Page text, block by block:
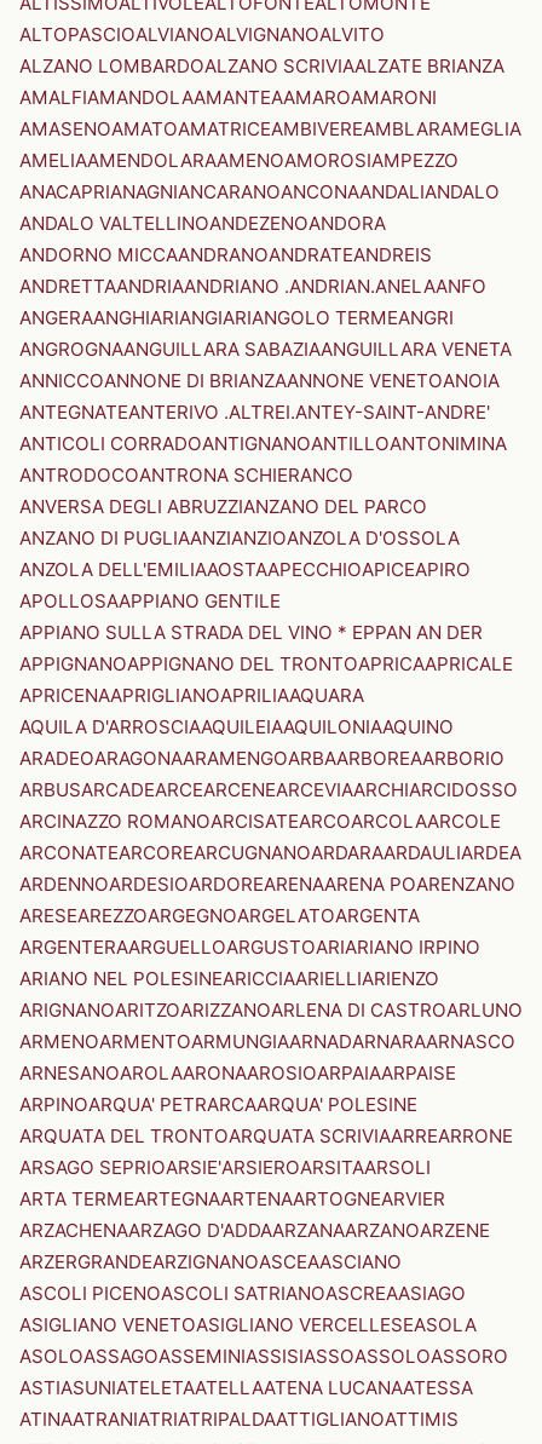
ALTOPASCIOALVIANOALVIGNANOALVITO
ALZANO LOMBARDOALZANO SCRIVIAALZATE BRIANZA
AMALFIAMANDOLAAMANTEAAMAROAMARONI
AMASENOAMATOAMATRICEAMBIVEREAMBLARAMEGLIA
AMELIAAMENDOLARAAMENOAMOROSIAMPEZZO
ANACAPRIANAGNIANCARANOANCONAANDALIANDALO
ANDALO VALTELLINOANDEZENOANDORA
ANDORNO MICCAANDRANOANDRATEANDREIS
ANDRETTAANDRIAANDRIANO .ANDRIAN.ANELAANFO
ANGERAANGHIARIANGIARIANGOLO TERMEANGRI
ANGROGNAANGUILLARA SABAZIAANGUILLARA VENETA
ANNICCOANNONE DI BRIANZAANNONE VENETOANOIA
ANTEGNATEANTERIVO .ALTREI.ANTEY-SAINT-ANDRE'
ANTICOLI CORRADOANTIGNANOANTILLOANTONIMINA
ANTRODOCOANTRONA SCHIERANCO
ANVERSA DEGLI ABRUZZIANZANO DEL PARCO
ANZANO DI PUGLIAANZIANZIOANZOLA D'OSSOLA
ANZOLA DELL'EMILIAAOSTAAPECCHIOAPICEAPIRO
APOLLOSAAPPIANO GENTILE
APPIANO SULLA STRADA DEL VINO * EPPAN AN DER
APPIGNANOAPPIGNANO DEL TRONTOAPRICAAPRICALE
APRICENAAPRIGLIANOAPRILIAAQUARA
AQUILA D'ARROSCIAAQUILEIAAQUILONIAAQUINO
ARADEOARAGONAARAMENGOARBAARBOREAARBORIO
ARBUSARCADEARCEARCENEARCEVIAARCHIARCIDOSSO
ARCINAZZO ROMANOARCISATEARCOARCOLAARCOLE
ARCONATEARCOREARCUGNANOARDARAARDAULIARDEA
ARDENNOARDESIOARDOREARENAARENA POARENZANO
ARESEAREZZOARGEGNOARGELATOARGENTA
ARGENTERAARGUELLOARGUSTOARIARIANO IRPINO
ARIANO NEL POLESINEARICCIAARIELLIARIENZO
ARIGNANOARITZOARIZZANOARLENA DI CASTROARLUNO
ARMENOARMENTOARMUNGIAARNADARNARAARNASCO
ARNESANOAROLAARONAAROSIOARPAIAARPAISE
ARPINOARQUA' PETRARCAARQUA' POLESINE
ARQUATA DEL TRONTOARQUATA SCRIVIAARREARRONE
ARSAGO SEPRIOARSIE'ARSIEROARSITAARSOLI
ARTA TERMEARTEGNAARTENAARTOGNEARVIER
ARZACHENAARZAGO D'ADDAARZANAARZANOARZENE
ARZERGRANDEARZIGNANOASCEAASCIANO
ASCOLI PICENOASCOLI SATRIANOASCREAASIAGO
ASIGLIANO VENETOASIGLIANO VERCELLESEASOLA
ASOLOASSAGOASSEMINIASSISIASSOASSOLOASSORO
ASTIASUNIATELETAATELLAATENA LUCANAATESSA
ATINAATRANIATRIATRIPALDAATTIGLIANOATTIMIS